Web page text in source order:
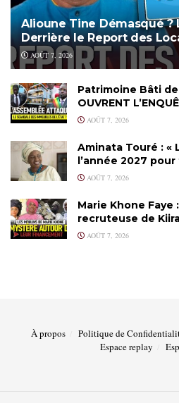
Alioune Tine Démasqué ?
Derrière le Report des
AOÛT 7, 2026
Patrimoine Bâti de
OUVRENT
AOÛT 7, 2026
Aminata Touré : «
l’année 2027
AOÛT 7, 2026
Marie Khone
recruteuse de
AOÛT 7, 2026
À propos Politique de
Espace replay